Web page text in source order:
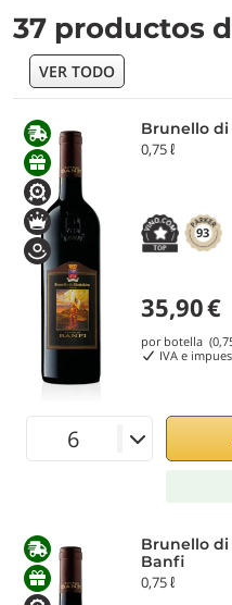
37 productos
VER TODO
Brunello di
0,75 ℓ
93
35,90€
por botella
IVA e
Brunello di
Banfi
0,75 ℓ